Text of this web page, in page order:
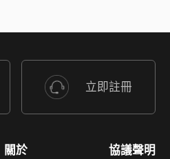
立即註冊
關於
協議聲明